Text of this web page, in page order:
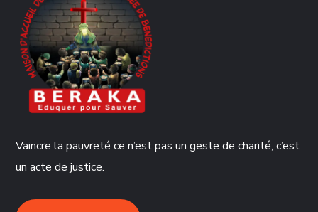
Vaincre la pauvreté ce n’est pas un geste de charité, c’est
un acte de justice.